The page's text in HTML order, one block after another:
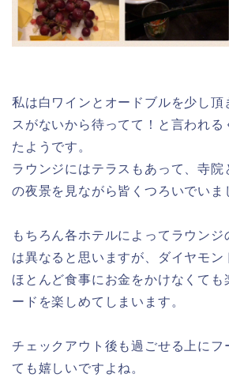
私は白ワインとオードブルを少し頂
スがないから待ってて！と言われる
たようです。
ラウンジにはテラスもあって、寺院
の夜景を見ながら皆くつろいでいま
もちろん各ホテルによってラウンジ
は異なると思いますが、ダイヤモン
ほとんど食事にお金をかけなくても
ードを楽しめてしまいます。
チェックアウト後も過ごせる上にフ
ても嬉しいですよね。